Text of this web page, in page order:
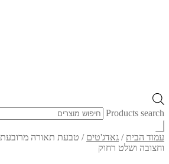
Products search
עמוד הבית / גאדג'טים /
וחצובה ושלט רחוק